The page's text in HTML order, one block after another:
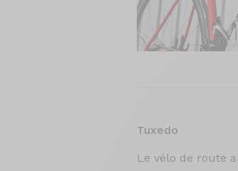
Tuxedo
Le vélo de route